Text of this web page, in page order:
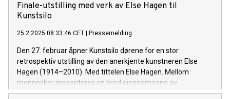
Finale-utstilling med verk av Else Hagen til
Kunstsilo
25.2.2025 08:33:46 CET | Pressemelding
Den 27. februar åpner Kunstsilo dørene for en stor
retrospektiv utstilling av den anerkjente kunstneren Else
Hagen (1914–2010). Med tittelen Else Hagen. Mellom
mennesker presenteres en bred gjennomgang av
kunstnerskapet hennes, med et spesielt fokus på malerier